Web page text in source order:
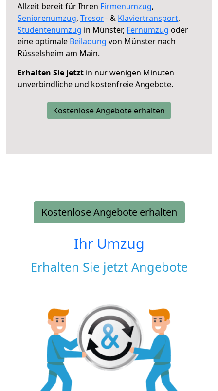
Allzeit bereit für Ihren Firmenumzug,
Seniorenumzug, Tresor– & Klaviertransport,
Studentenumzug in Münster, Fernumzug oder
eine optimale Beiladung von Münster nach
Rüsselsheim am Main.
Erhalten Sie jetzt in nur wenigen Minuten
unverbindliche und kostenfreie Angebote.
Kostenlose Angebote erhalten
Kostenlose Angebote erhalten
Ihr Umzug
Erhalten Sie jetzt Angebote